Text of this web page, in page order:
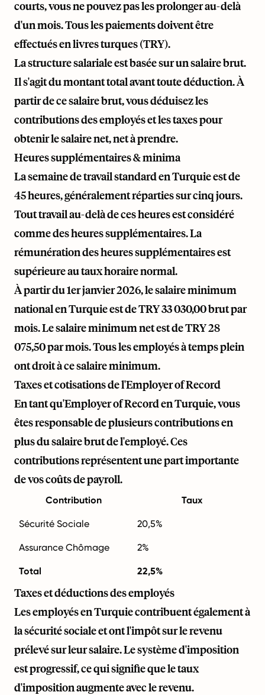
courts, vous ne pouvez pas les prolonger au-delà
d'un mois. Tous les paiements doivent être
effectués en livres turques (TRY).
La structure salariale est basée sur un salaire brut.
Il s'agit du montant total avant toute déduction. À
partir de ce salaire brut, vous déduisez les
contributions des employés et les taxes pour
obtenir le salaire net, net à prendre.
Heures supplémentaires & minima
La semaine de travail standard en Turquie est de
45 heures, généralement réparties sur cinq jours.
Tout travail au-delà de ces heures est considéré
comme des heures supplémentaires. La
rémunération des heures supplémentaires est
supérieure au taux horaire normal.
À partir du 1er janvier 2026, le salaire minimum
national en Turquie est de TRY 33 030,00 brut par
mois. Le salaire minimum net est de TRY 28
075,50 par mois. Tous les employés à temps plein
ont droit à ce salaire minimum.
Taxes et cotisations de l'Employer of Record
En tant qu'Employer of Record en Turquie, vous
êtes responsable de plusieurs contributions en
plus du salaire brut de l'employé. Ces
contributions représentent une part importante
de vos coûts de payroll.
Contribution Taux
Sécurité Sociale 20,5%
Assurance Chômage 2%
Total 22,5%
Taxes et déductions des employés
Les employés en Turquie contribuent également à
la sécurité sociale et ont l'impôt sur le revenu
prélevé sur leur salaire. Le système d'imposition
est progressif, ce qui signifie que le taux
d'imposition augmente avec le revenu.